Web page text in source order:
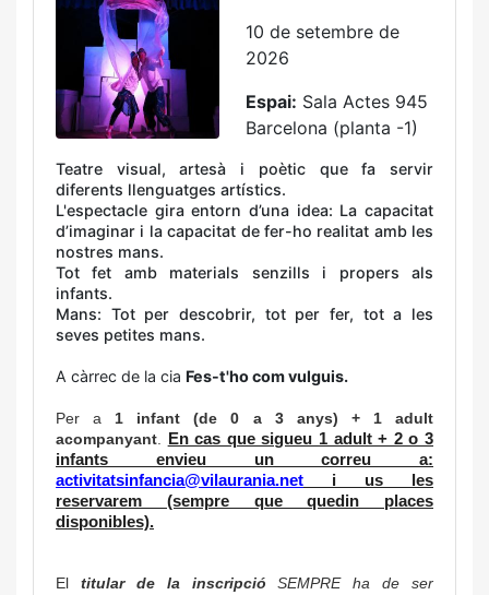
10 de setembre de
2026
Espai: Sala Actes 945
Barcelona (planta -1)
Teatre visual, artesà i poètic que fa servir
diferents llenguatges artístics.
L'espectacle gira entorn d’una idea: La capacitat
d’imaginar i la capacitat de fer-ho realitat amb les
nostres mans.
Tot fet amb materials senzills i propers als
infants.
Mans: Tot per descobrir, tot per fer, tot a les
seves petites mans.
A càrrec de la cia Fes-t'ho com vulguis.
Per a 1 infant (de 0 a 3 anys) + 1 adult
acompanyant
En cas que sigueu 1 adult + 2 o 3
infants envieu un correu a:
activitatsinfancia@vilaurania.net i us les
reservarem (sempre que quedin places
disponibles).
El titular de la inscripció SEMPRE ha de ser